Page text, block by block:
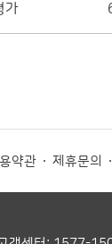
가
약관 제휴문의